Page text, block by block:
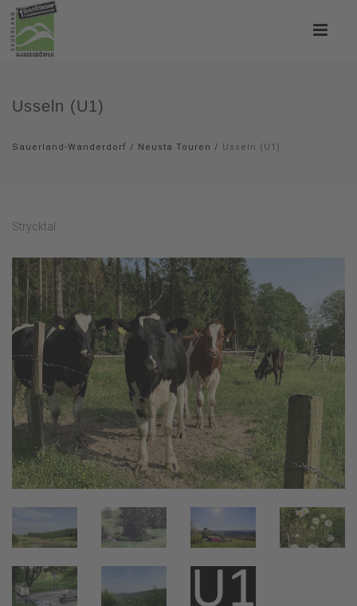
Usseln (U1)
Sauerland-Wanderdorf / Neusta Touren / Usseln (U1)
Strycktal